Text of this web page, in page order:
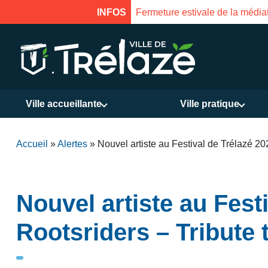
INFOS Fermeture estivale de la
Ville accueillante Ville pratique
Accueil »Alertes » Nouvel artiste au Festival de Trélazé
Nouvel artiste au
Rootsriders – Tribute